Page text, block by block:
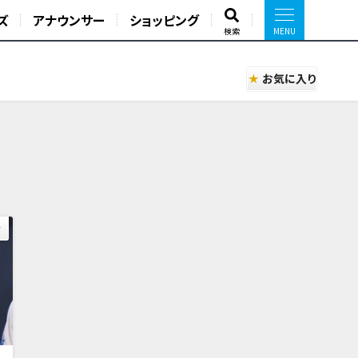
アナウンサー ショッピング
検索
お気に入り